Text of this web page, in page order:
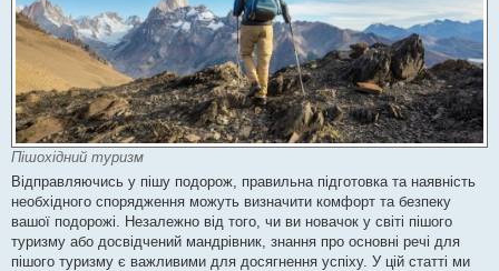
Пішохідний туризм
Відправляючись у пішу подорож, правильна підготовка та наявність
необхідного спорядження можуть визначити комфорт та безпеку
вашої подорожі. Незалежно від того, чи ви новачок у світі пішого
туризму або досвідчений мандрівник, знання про основні речі для
пішого туризму є важливими для досягнення успіху. У цій статті ми